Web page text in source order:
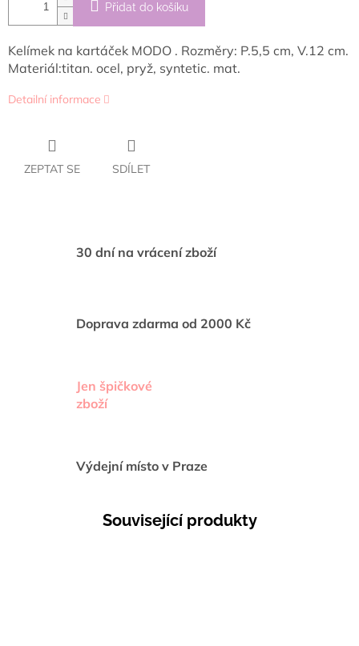
Přidat do košíku
Kelímek na kartáček MODO . Rozměry: P.5,5 cm, V.12 cm.
Materiál:titan. ocel, pryž, syntetic. mat.
Detailní informace
ZEPTAT SE SDÍLET
30 dní na vrácení zboží
Doprava zdarma od 2000 Kč
Jen špičkové
zboží
Výdejní místo v Praze
Související produkty